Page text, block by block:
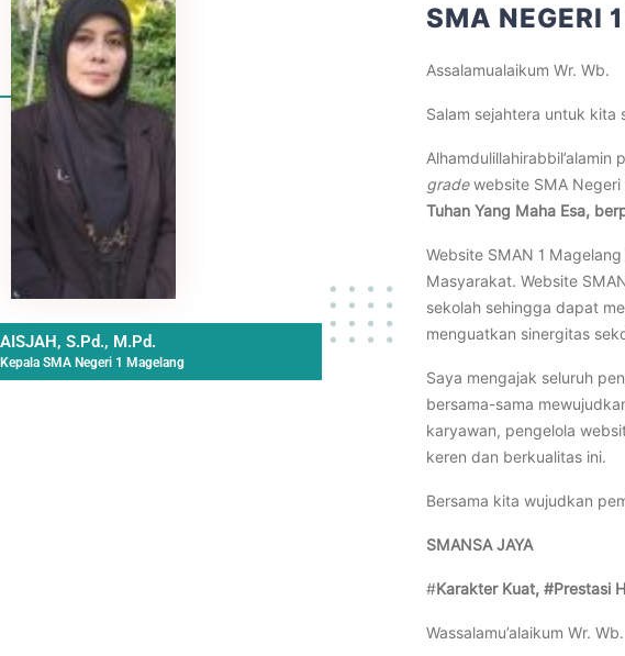
AISJAH, S.Pd., M.Pd.
Kepala SMA Negeri 1 Magelang
SMA NEGERI
Assalamualaikum Wr. Wb.
Salam sejahtera untuk kita
gradewebsite SMA Negeri
Tuhan Yang Maha Esa,
Website SMAN 1
Masyarakat. Website
sekolah sehingga dapat
menguatkan sinergitas
Saya mengajak seluruh
bersama-sama
karyawan, pengelola
keren dan berkualitas ini.
Bersama kita wujudkan
SMANSA JAYA
#Karakter Kuat, #Prestasi
Wassalamu’alaikum Wr. Wb.